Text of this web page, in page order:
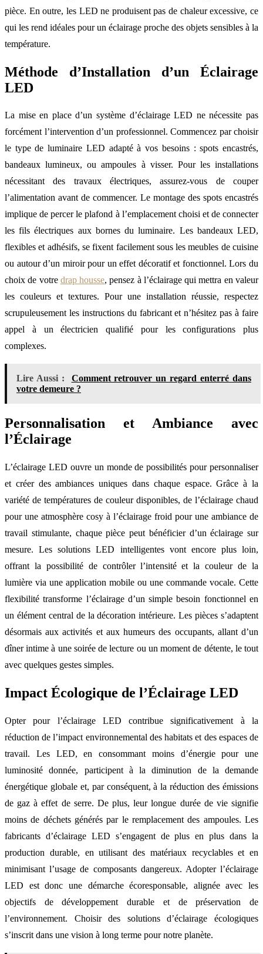
pièce. En outre, les LED ne produisent pas de chaleur excessive, ce
qui les rend idéales pour un éclairage proche des objets sensibles à la
température.
Méthode d’Installation d’un Éclairage
LED
La mise en place d’un système d’éclairage LED ne nécessite pas
forcément l’intervention d’un professionnel. Commencez par choisir
le type de luminaire LED adapté à vos besoins : spots encastrés,
bandeaux lumineux, ou ampoules à visser. Pour les installations
nécessitant des travaux électriques, assurez-vous de couper
l’alimentation avant de commencer. Le montage des spots encastrés
implique de percer le plafond à l’emplacement choisi et de connecter
les fils électriques aux bornes du luminaire. Les bandeaux LED,
flexibles et adhésifs, se fixent facilement sous les meubles de cuisine
ou autour d’un miroir pour un effet décoratif et fonctionnel. Lors du
choix de votre drap housse, pensez à l’éclairage qui mettra en valeur
les couleurs et textures. Pour une installation réussie, respectez
scrupuleusement les instructions du fabricant et n’hésitez pas à faire
appel à un électricien qualifié pour les configurations plus
complexes.
Lire Aussi :
Comment retrouver un regard enterré dans
votre demeure ?
Personnalisation et Ambiance avec
l’Éclairage
L’éclairage LED ouvre un monde de possibilités pour personnaliser
et créer des ambiances uniques dans chaque espace. Grâce à la
variété de températures de couleur disponibles, de l’éclairage chaud
pour une atmosphère cosy à l’éclairage froid pour une ambiance de
travail stimulante, chaque pièce peut bénéficier d’un éclairage sur
mesure. Les solutions LED intelligentes vont encore plus loin,
offrant la possibilité de contrôler l’intensité et la couleur de la
lumière via une application mobile ou une commande vocale. Cette
flexibilité transforme l’éclairage d’un simple besoin fonctionnel en
un élément central de la décoration intérieure. Les pièces s’adaptent
désormais aux activités et aux humeurs des occupants, allant d’un
dîner intime à une soirée de lecture ou un moment de détente, le tout
avec quelques gestes simples.
Impact Écologique de l’Éclairage LED
Opter pour l’éclairage LED contribue significativement à la
réduction de l’impact environnemental des habitats et des espaces de
travail. Les LED, en consommant moins d’énergie pour une
luminosité donnée, participent à la diminution de la demande
énergétique globale et, par conséquent, à la réduction des émissions
de gaz à effet de serre. De plus, leur longue durée de vie signifie
moins de déchets générés par le remplacement des ampoules. Les
fabricants d’éclairage LED s’engagent de plus en plus dans la
production durable, en utilisant des matériaux recyclables et en
minimisant l’usage de composants dangereux. Adopter l’éclairage
LED est donc une démarche écoresponsable, alignée avec les
objectifs de développement durable et de préservation de
l’environnement. Choisir des solutions d’éclairage écologiques
s’inscrit dans une vision à long terme pour notre planète.